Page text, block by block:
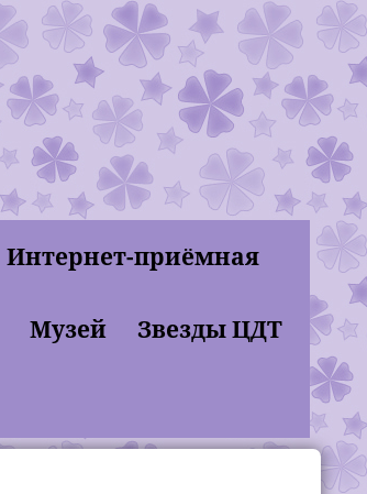
Интернет-приёмная
Музей Звезды ЦДТ